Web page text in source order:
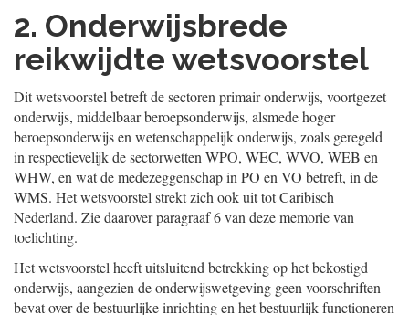
2. Onderwijsbrede
reikwijdte wetsvoorstel
Dit wetsvoorstel betreft de sectoren primair onderwijs, voortgezet
onderwijs, middelbaar beroepsonderwijs, alsmede hoger
beroepsonderwijs en wetenschappelijk onderwijs, zoals geregeld
in respectievelijk de sectorwetten WPO, WEC, WVO, WEB en
WHW, en wat de medezeggenschap in PO en VO betreft, in de
WMS. Het wetsvoorstel strekt zich ook uit tot Caribisch
Nederland. Zie daarover paragraaf 6 van deze memorie van
toelichting.
Het wetsvoorstel heeft uitsluitend betrekking op het bekostigd
onderwijs, aangezien de onderwijswetgeving geen voorschriften
bevat over de bestuurlijke inrichting en het bestuurlijk functioneren